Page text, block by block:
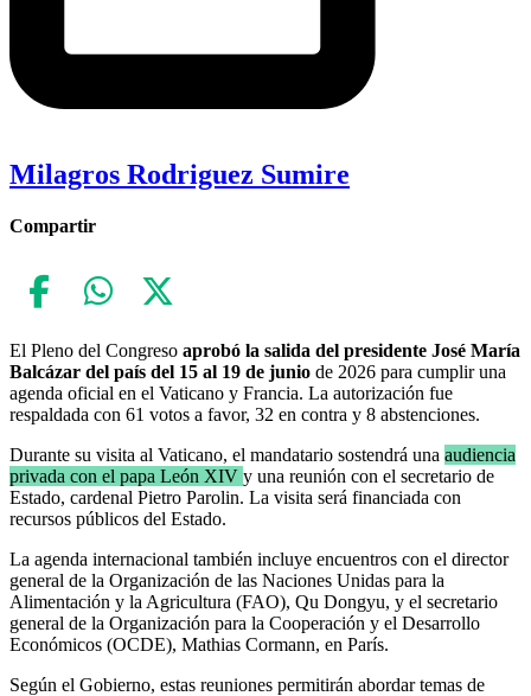
Milagros Rodriguez Sumire
Compartir
El Pleno del Congreso aprobó la salida del presidente José María
Balcázar del país del 15 al 19 de junio de 2026 para cumplir una
agenda oficial en el Vaticano y Francia. La autorización fue
respaldada con 61 votos a favor, 32 en contra y 8 abstenciones.
Durante su visita al Vaticano, el mandatario sostendrá una audiencia
privada con el papa León XIV y una reunión con el secretario de
Estado, cardenal Pietro Parolin. La visita será financiada con
recursos públicos del Estado.
La agenda internacional también incluye encuentros con el director
general de la Organización de las Naciones Unidas para la
Alimentación y la Agricultura (FAO), Qu Dongyu, y el secretario
general de la Organización para la Cooperación y el Desarrollo
Económicos (OCDE), Mathias Cormann, en París.
Según el Gobierno, estas reuniones permitirán abordar temas de